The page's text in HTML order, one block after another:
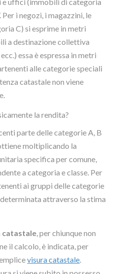
Per i negozi, i magazzini, le
C) si esprime in metri
a destinazione collettiva
essa è espressa in metri
alle categorie speciali
catastale non viene
la rendita?
parte delle categorie A, B
moltiplicando la
specifica per comune,
a categoria e classe. Per
ai gruppi delle categorie
determinata attraverso la stima
catastale, per chiunque non
il calcolo, è indicata, per
visura catastale.